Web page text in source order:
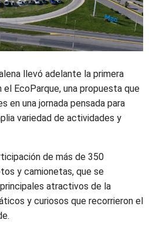
llevó adelante la primera
EcoParque, una propuesta que
en una jornada pensada para
variedad de actividades y
de más de 350
y camionetas, que se
atractivos de la
y curiosos que recorrieron el